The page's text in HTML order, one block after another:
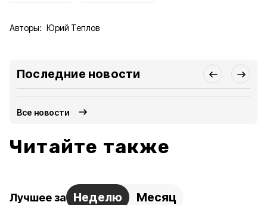
Авторы: Юрий Теплов
Последние новости
Все новости
Читайте также
Лучшее за Неделю Месяц